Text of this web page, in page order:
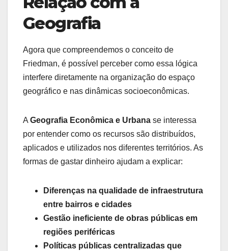
Geografia
Agora que compreendemos o conceito de
Friedman, é possível perceber como essa lógica
interfere diretamente na organização do espaço
geográfico e nas dinâmicas socioeconômicas.
A Geografia Econômica e Urbana se interessa
por entender como os recursos são distribuídos,
aplicados e utilizados nos diferentes territórios. As
formas de gastar dinheiro ajudam a explicar:
Diferenças na qualidade de infraestrutura
entre bairros e cidades
Gestão ineficiente de obras públicas em
regiões periféricas
Políticas públicas centralizadas que